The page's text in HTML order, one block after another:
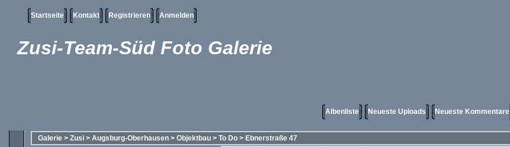
Startseite Kontakt Registrieren Anmelden
Zusi-Team-Süd Foto Galerie
Albenliste Neueste Uploads Neueste Kommentare
Galerie > Zusi > Augsburg-Oberhausen > Objektbau > To Do > Ebnerstraße 47